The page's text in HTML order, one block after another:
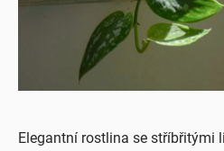
Elegantní rostlina se stříbřitými